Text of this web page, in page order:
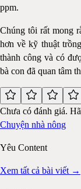
ppm.
Chúng tôi rất mong
hơn về kỹ thuật
thành công và có
bà con đã quan tâm
Chưa có đánh giá.
Chuyện nhà nông
Yêu Content
Xem tất cả bài viết →